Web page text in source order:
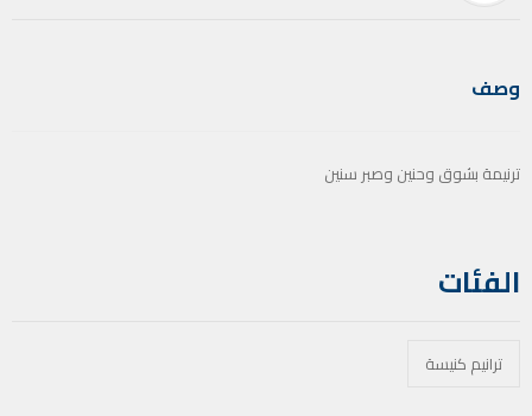
وصف
ترنيمة بشوق وحنين وصبر سنين
الفئات
ترانيم كنيسة